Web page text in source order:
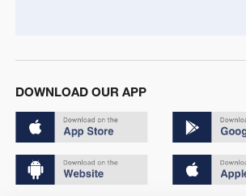
DOWNLOAD OUR APP